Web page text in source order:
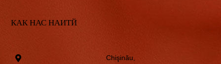
КАК НАС НАИТЙ
Chişinău,